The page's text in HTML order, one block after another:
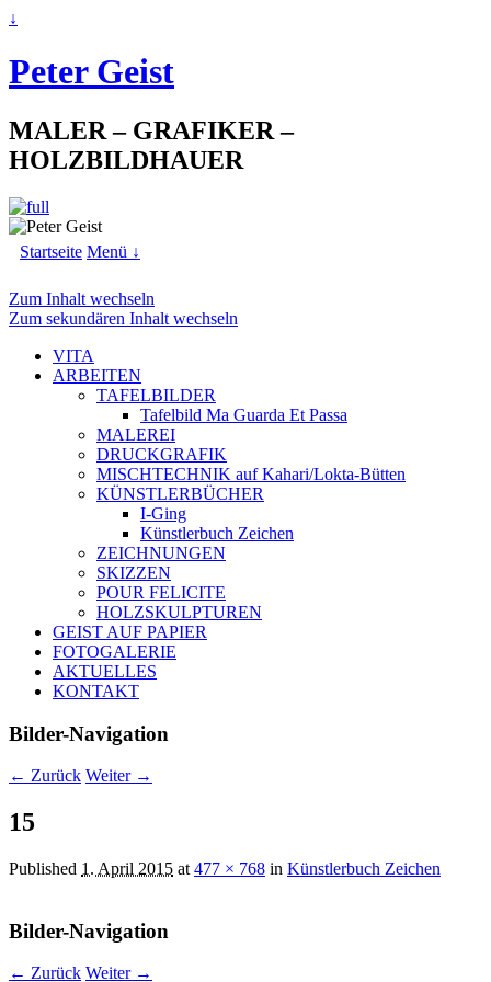
↓
Peter Geist
MALER – GRAFIKER –
HOLZBILDHAUER
Startseite Menü ↓
Zum Inhalt wechseln
Zum sekundären Inhalt wechseln
VITA
ARBEITEN
TAFELBILDER
Tafelbild Ma Guarda Et Passa
MALEREI
DRUCKGRAFIK
MISCHTECHNIK auf Kahari/Lokta-Bütten
KÜNSTLERBÜCHER
I-Ging
Künstlerbuch Zeichen
ZEICHNUNGEN
SKIZZEN
POUR FELICITE
HOLZSKULPTUREN
GEIST AUF PAPIER
FOTOGALERIE
AKTUELLES
KONTAKT
Bilder-Navigation
← Zurück Weiter →
15
Published 1. April 2015 at 477 × 768 in Künstlerbuch Zeichen
Bilder-Navigation
← Zurück Weiter →